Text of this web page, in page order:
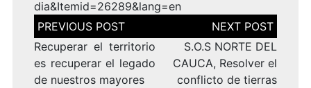
dia&Itemid=26289&lang=en
Navegación
de
entradas
Recuperar el territorio
es recuperar el legado
de nuestros mayores
S.O.S NORTE DEL
CAUCA, Resolver el
conflicto de tierras